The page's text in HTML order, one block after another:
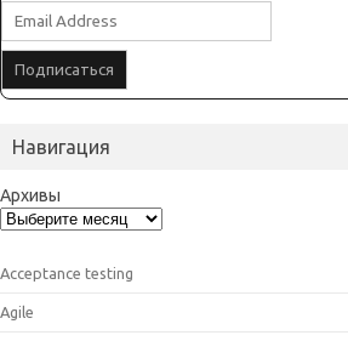
Навигация
Архивы
Acceptance testing
Agile